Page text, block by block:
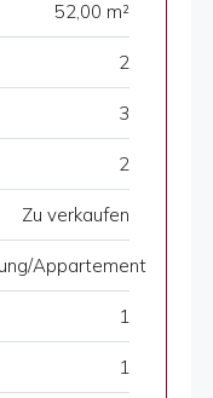
52,00 m²
2
3
2
Zu verkaufen
Appartement
1
1